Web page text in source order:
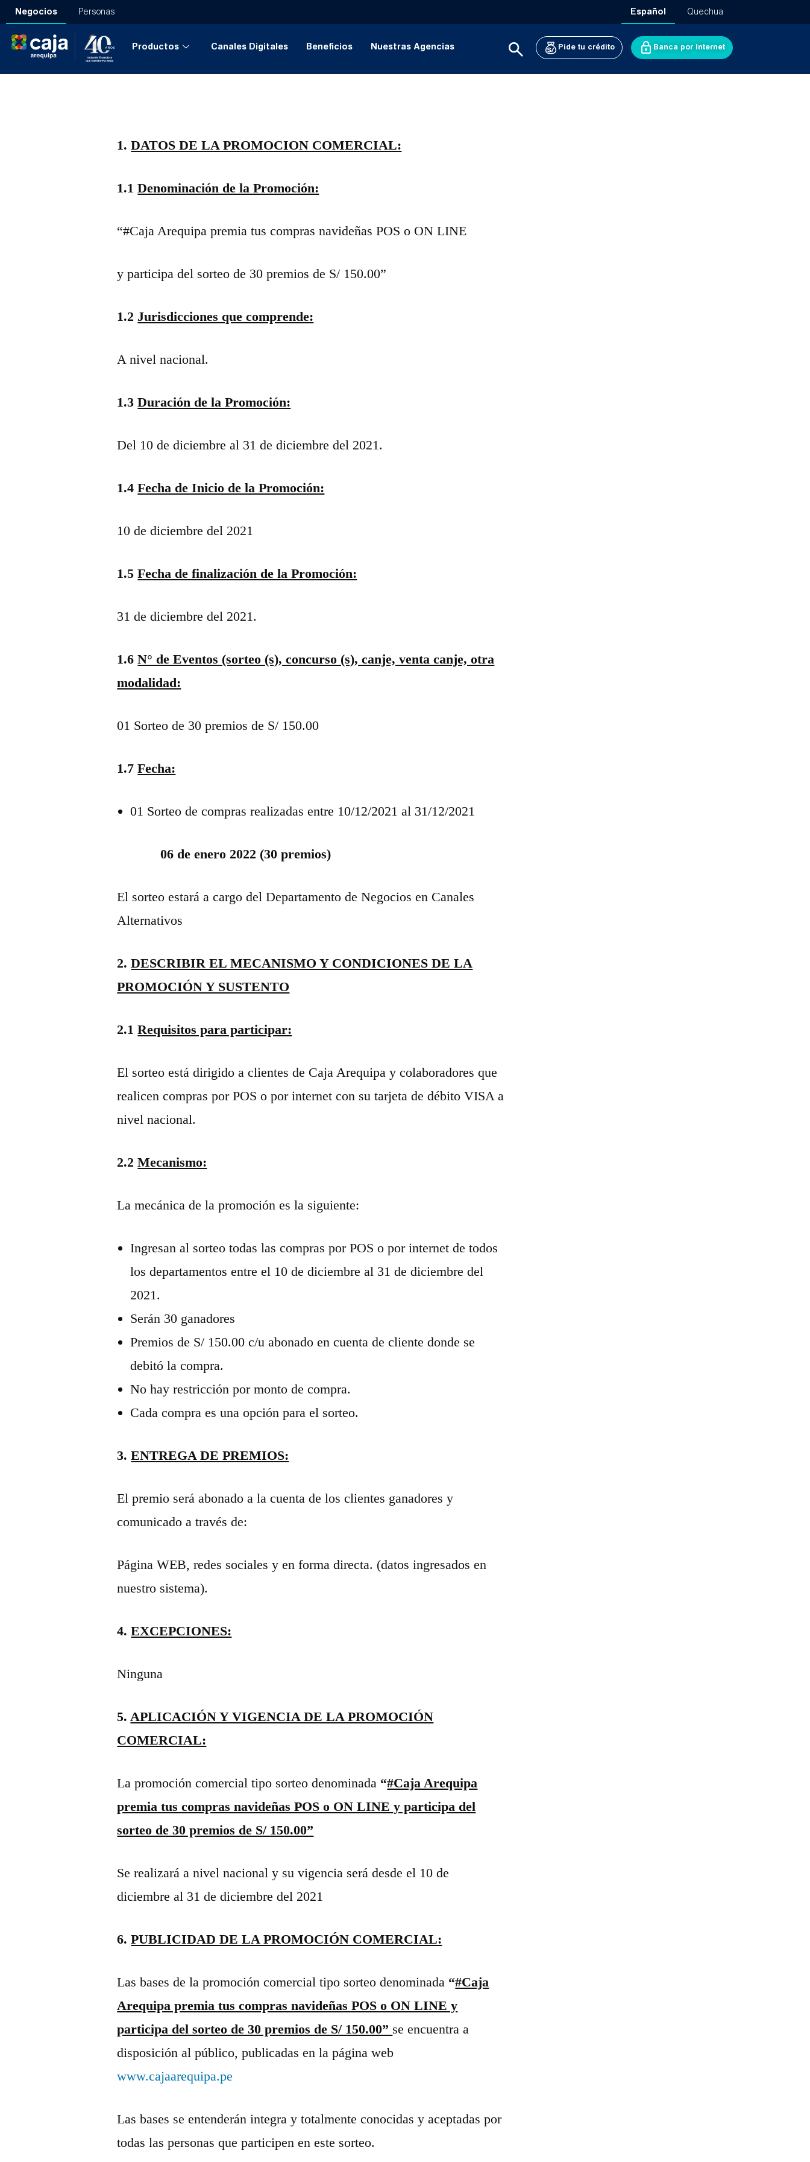
Negocios Personas Español Quechua
Productos Canales Digitales Beneficios Nuestras Agencias Pide tu crédito Banca por Internet
1. DATOS DE LA PROMOCION COMERCIAL:
1.1Denominación de la Promoción:
“#Caja Arequipa premia tus compras navideñas POS o ON LINE
y participa del sorteo de 30 premios de S/ 150.00”
1.2 Jurisdicciones que comprende:
A nivel nacional.
1.3 Duración de la Promoción:
Del 10 de diciembre al 31 de diciembre del 2021.
1.4 Fecha de Inicio de la Promoción:
10 de diciembre del 2021
1.5 Fecha de finalización de la Promoción:
31 de diciembre del 2021.
1.6 N° de Eventos (sorteo (s), concurso (s), canje, venta canje, otra
modalidad:
01 Sorteo de 30 premios de S/ 150.00
1.7 Fecha:
01 Sorteo de compras realizadas entre 10/12/2021 al 31/12/2021
06 de enero 2022 (30 premios)
El sorteo estará a cargo del Departamento de Negocios en Canales
Alternativos
2. DESCRIBIR EL MECANISMO Y CONDICIONES DE LA
PROMOCIÓN Y SUSTENTO
2.1Requisitos para participar:
El sorteo está dirigido a clientes de Caja Arequipa y colaboradores que
realicen compras por POS o por internet con su tarjeta de débito VISA a
nivel nacional.
2.2Mecanismo:
La mecánica de la promoción es la siguiente:
Ingresan al sorteo todas las compras por POS o por internet de todos
los departamentos entre el 10 de diciembre al 31 de diciembre del
2021.
Serán 30 ganadores
Premios de S/ 150.00 c/u abonado en cuenta de cliente donde se
debitó la compra.
No hay restricción por monto de compra.
Cada compra es una opción para el sorteo.
3.ENTREGA DE PREMIOS:
El premio será abonado a la cuenta de los clientes ganadores y
comunicado a través de:
Página WEB, redes sociales y en forma directa. (datos ingresados en
nuestro sistema).
4.EXCEPCIONES:
Ninguna
5.APLICACIÓN Y VIGENCIA DE LA PROMOCIÓN
COMERCIAL:
La promoción comercial tipo sorteo denominada “#Caja Arequipa
premia tus compras navideñas POS o ON LINE y participa del
sorteo de 30 premios de S/ 150.00”
Se realizará a nivel nacional y su vigencia será desde el 10 de
diciembre al 31 de diciembre del 2021
6.PUBLICIDAD DE LA PROMOCIÓN COMERCIAL:
Las bases de la promoción comercial tipo sorteo denominada “#Caja
Arequipa premia tus compras navideñas POS o ON LINE y
participa del sorteo de 30 premios de S/ 150.00” se encuentra a
disposición al público, publicadas en la página web
www.cajaarequipa.pe
Las bases se entenderán integra y totalmente conocidas y aceptadas por
todas las personas que participen en este sorteo.